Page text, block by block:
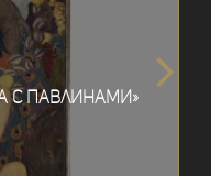
с павлинами»